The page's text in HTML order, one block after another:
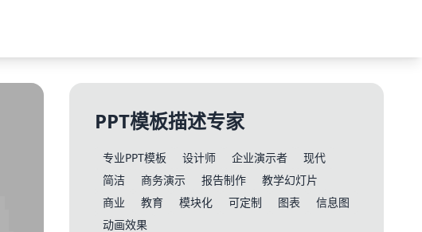
PPT模板描述专家
专业PPT模板 设计师 企业演示者
现代
简洁
商务演示 报告制作
教学幻灯片
商业
教育 模块化 可定制 图表
信息图
动画效果